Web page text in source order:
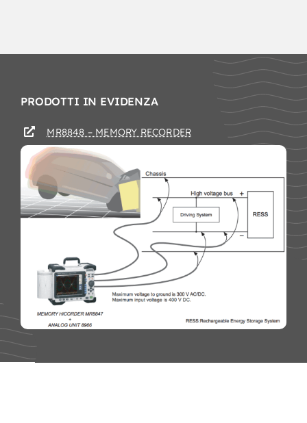
PRODOTTI IN EVIDENZA
MR8848 – MEMORY RECORDER